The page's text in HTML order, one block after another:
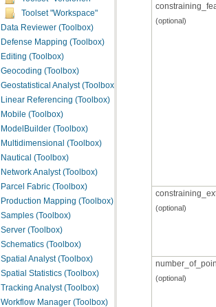
Toolset "Workspace"
Data Reviewer (Toolbox)
Defense Mapping (Toolbox)
Editing (Toolbox)
Geocoding (Toolbox)
Geostatistical Analyst (Toolbox)
Linear Referencing (Toolbox)
Mobile (Toolbox)
ModelBuilder (Toolbox)
Multidimensional (Toolbox)
Nautical (Toolbox)
Network Analyst (Toolbox)
Parcel Fabric (Toolbox)
Production Mapping (Toolbox)
Samples (Toolbox)
Server (Toolbox)
Schematics (Toolbox)
Spatial Analyst (Toolbox)
Spatial Statistics (Toolbox)
Tracking Analyst (Toolbox)
Workflow Manager (Toolbox)
(optional)
(optional)
(optional)